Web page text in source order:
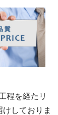
程を経たリ
しておりま